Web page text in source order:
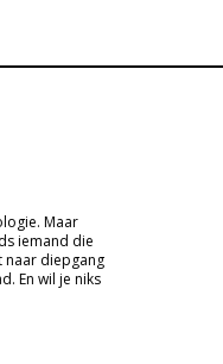
Maar
iemand die
naar diepgang
En wil je niks